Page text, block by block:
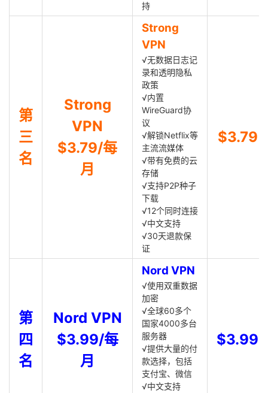
持
第
三
名
Strong
VPN
$3.79/每
月
Strong
VPN
√无数据日志记
录和透明隐私
政策
√内置
WireGuard协
议
√解锁Netflix等
主流流媒体
√带有免费的云
存储
√支持P2P种子
下载
√12个同时连接
√中文支持
√30天退款保
证
$3.79
第
四
名
Nord VPN
$3.99/每
月
Nord VPN
√使用双重数据
加密
√全球60多个
国家4000多台
服务器
√提供大量的付
款选择，包括
支付宝、微信
√中文支持
$3.99